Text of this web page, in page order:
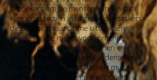
bezoekers om de mensen van Vevcani
vermomd te zien in uitgebreide maskers
die humor en sarcasme uitdrukken.
Enkele van de meest voorkomende
kostuums zijn duivels, demonen en
andere mythische figuren. Tijdens het
rauwe werk wordt traditionele muziek
gespeeld op zurlas (een traditioneel